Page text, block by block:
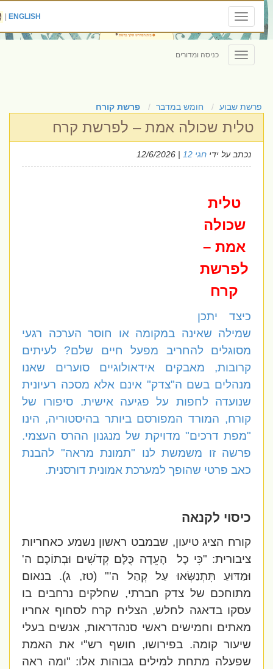
Toggle
navigation
ENGLISH
|
Toggle
navigation
כניסה ומדורים
פרשת שבוע חומש במדבר פרשת קורח
טלית שכולה אמת – לפרשת קרח
נכתב על ידיחגי 12 | 12/6/2026
טלית
שכולה
אמת –
לפרשת
קרח
כיצד יתכן
שמילה שאינה במקומה או חוסר הערכה רגעי
מסוגלים להחריב מפעל חיים שלם? לעיתים
קרובות, מאבקים אידאולוגיים סוערים שאנו
מנהלים בשם ה"צדק" אינם אלא מסכה רעיונית
שנועדה לחפות על פגיעה אישית. סיפורו של
קורח, המורד המפורסם ביותר בהיסטוריה, הינו
"מפת דרכים" מדויקת של מנגנון ההרס העצמי.
פרשה זו משמשת לנו "תמונת מראה" להבנת
כאב פרטי שהופך למערכת אמונית דורסנית.
כיסוי לקנאה
קורח הציג טיעון, שבמבט ראשון נשמע כאחריות
ציבורית: "כִּי כָל
הָעֵדָה כֻּלָּם קְדֹשִׁים וּבְתוֹכָם ה'
וּמַדּוּעַ תִּתְנַשְּׂאוּ עַל קְהַל ה'" (טז, ג). בנאום
מתוחכם של צדק חברתי, שחלקים נרחבים בו
עסקו בדאגה לחלש, הצליח קרח לסחוף אחריו
מאתים וחמישים ראשי סנהדראות, אנשים בעלי
שיעור קומה. בפירושו, חושף רש"י את האמת
שפעלה מתחת למילים גבוהות אלו: "ומה ראה